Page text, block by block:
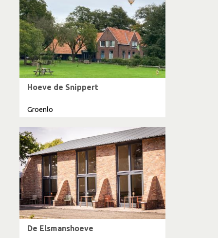
Hoeve de Snippert
Groenlo
De Elsmanshoeve